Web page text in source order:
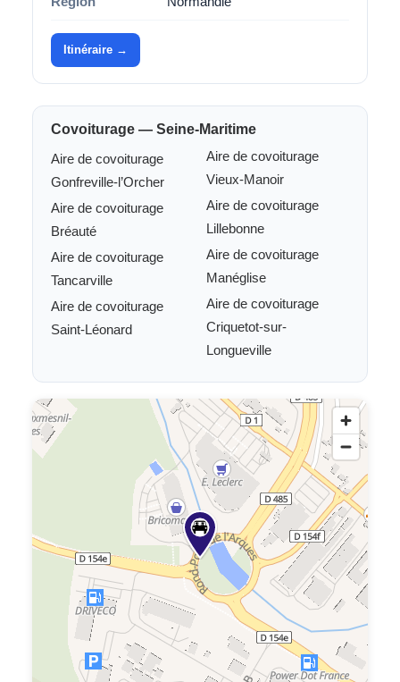
Itinéraire →
Covoiturage — Seine-Maritime
Aire de covoiturage
Gonfreville-l’Orcher
Aire de covoiturage
Bréauté
Aire de covoiturage
Tancarville
Aire de covoiturage
Saint-Léonard
Aire de covoiturage
Vieux-Manoir
Aire de covoiturage
Lillebonne
Aire de covoiturage
Manéglise
Aire de covoiturage
Criquetot-sur-
Longueville